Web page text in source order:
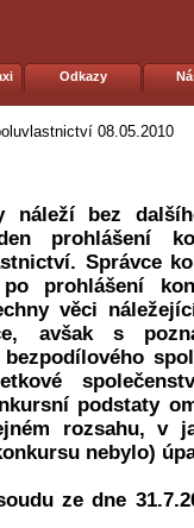
Odkazy
08.05.2010
náleží bez
prohlášení
Správce
prohlášení
věci
avšak s
podstaty
rozsahu, v
nebylo)
ze dne